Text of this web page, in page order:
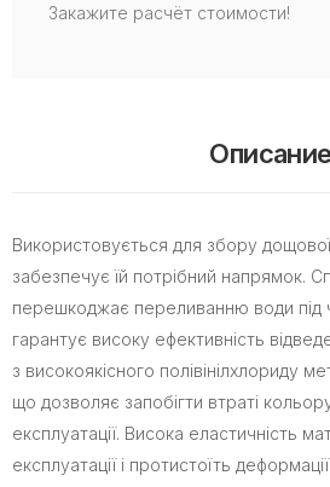
Закажите расчёт стоимости!
Описание
Використовується для збору дощової
забезпечує їй потрібний напрямок.
перешкоджає переливанню води під
гарантує високу ефективність
з високоякісного полівінілхлориду
що дозволяє запобігти втраті
експлуатації. Висока еластичність
експлуатації і протистоїть